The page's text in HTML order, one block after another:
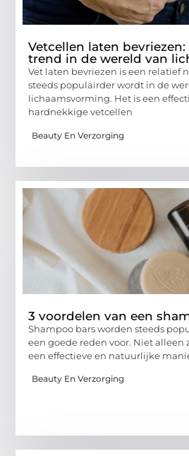
Vetcellen laten
trend in de wereld van
Vet laten bevriezen is een relatief
steeds populairder wordt in de
lichaamsvorming. Het is een
hardnekkige vetcellen
Beauty En Verzorging
3 voordelen van een
Shampoo bars worden steeds
een goede reden voor. Niet alleen
een effectieve en natuurlijke
Beauty En Verzorging